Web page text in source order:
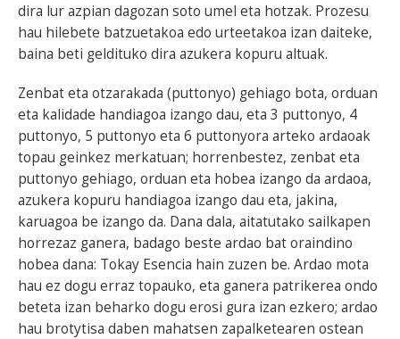
dira lur azpian dagozan soto umel eta hotzak. Prozesu
hau hilebete batzuetakoa edo urteetakoa izan daiteke,
baina beti geldituko dira azukera kopuru altuak.
Zenbat eta otzarakada (puttonyo) gehiago bota, orduan
eta kalidade handiagoa izango dau, eta 3 puttonyo, 4
puttonyo, 5 puttonyo eta 6 puttonyora arteko ardaoak
topau geinkez merkatuan; horrenbestez, zenbat eta
puttonyo gehiago, orduan eta hobea izango da ardaoa,
azukera kopuru handiagoa izango dau eta, jakina,
karuagoa be izango da. Dana dala, aitatutako sailkapen
horrezaz ganera, badago beste ardao bat oraindino
hobea dana: Tokay Esencia hain zuzen be. Ardao mota
hau ez dogu erraz topauko, eta ganera patrikerea ondo
beteta izan beharko dogu erosi gura izan ezkero; ardao
hau brotytisa daben mahatsen zapalketearen ostean